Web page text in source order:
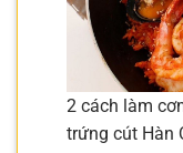
2 cách làm
trứng cút Hàn